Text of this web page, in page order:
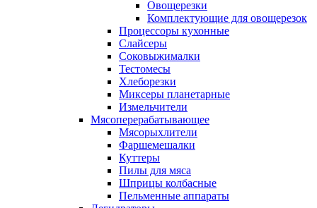
Овощерезки
Комплектующие для овощерезок
Процессоры кухонные
Слайсеры
Соковыжималки
Тестомесы
Хлеборезки
Миксеры планетарные
Измельчители
Мясоперерабатывающее
Мясорыхлители
Фаршемешалки
Куттеры
Пилы для мяса
Шприцы колбасные
Пельменные аппараты